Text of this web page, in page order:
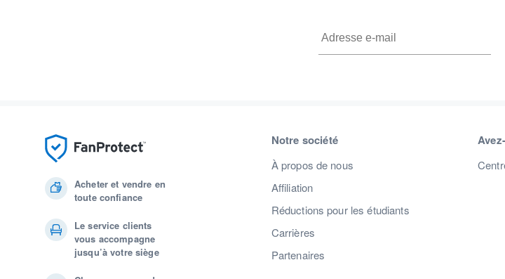
Acheter et vendre en
toute confiance
Le service clients
vous accompagne
jusqu’à votre siège
Notre société
À propos de nous
Affiliation
Réductions pour les étudiants
Carrières
Partenaires